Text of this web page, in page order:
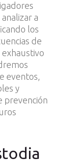
a
los
de
exhaustivo
eventos,
y
prevención